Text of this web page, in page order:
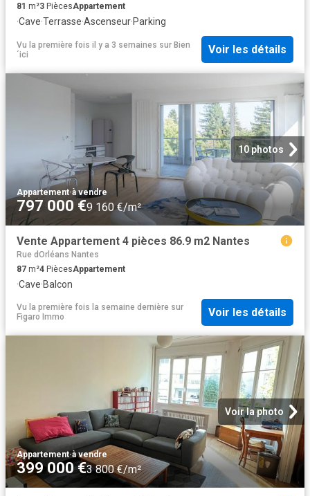
81 m²3 PiècesAppartement
·Cave·Terrasse·Ascenseur·Parking
Vu la première fois il y a 3 semaines sur Bien
´ici
Voir les détails
10 photos
Appartement·à vendre
797 000 €9 160 €/m²
Vente Appartement 4 pièces 86.9 m2 Nantes
Rue dOrléans Nantes
87 m²4 PiècesAppartement
·Cave·Balcon
Vu la première fois la semaine dernière sur
Figaro Immo
Voir les détails
Voir la photo
Appartement·à vendre
399 000 €3 800 €/m²